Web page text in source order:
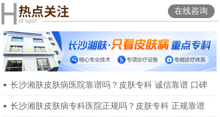
在线咨询
长沙湘肤皮肤病医院靠谱吗？皮肤专科 诚信靠谱 口碑
长沙湘肤皮肤病专科医院正规吗？皮肤专科 正规靠谱